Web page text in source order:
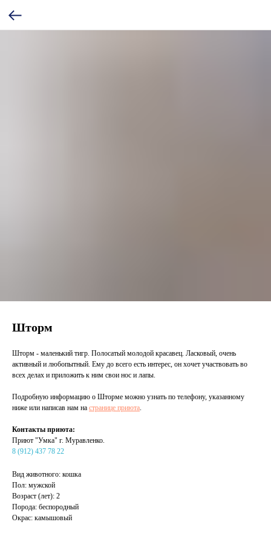
Шторм
Шторм - маленький тигр. Полосатый молодой красавец. Ласковый, очень
активный и любопытный. Ему до всего есть интерес, он хочет участвовать во
всех делах и приложить к ним свои нос и лапы.
Подробную информацию о Шторме можно узнать по телефону, указанному
ниже или написав нам на странице приюта.
Контакты приюта:
Приют "Умка" г. Муравленко.
8 (912) 437 78 22
Вид животного: кошка
Пол: мужской
Возраст (лет): 2
Порода: беспородный
Окрас: камышовый